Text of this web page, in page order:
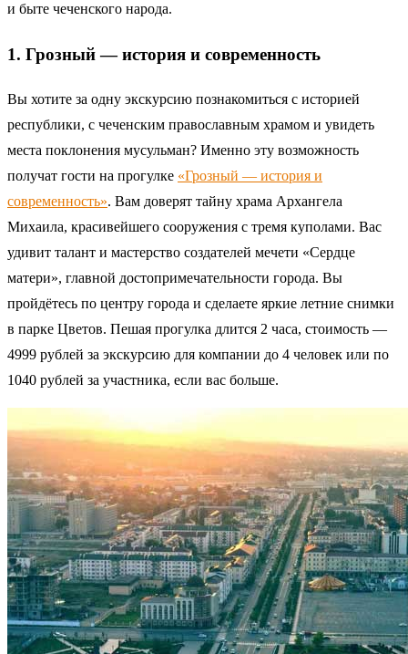
и быте чеченского народа.
1. Грозный — история и современность
Вы хотите за одну экскурсию познакомиться с историей
республики, с чеченским православным храмом и увидеть
места поклонения мусульман? Именно эту возможность
получат гости на прогулке «Грозный — история и
современность». Вам доверят тайну храма Архангела
Михаила, красивейшего сооружения с тремя куполами. Вас
удивит талант и мастерство создателей мечети «Сердце
матери», главной достопримечательности города. Вы
пройдётесь по центру города и сделаете яркие летние снимки
в парке Цветов. Пешая прогулка длится 2 часа, стоимость —
4999 рублей за экскурсию для компании до 4 человек или по
1040 рублей за участника, если вас больше.